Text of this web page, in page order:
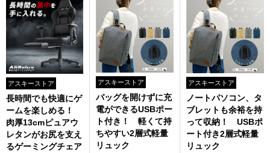
アスキーストア
長時間でも快適にゲ
ームを楽しめる！
肉厚13cmピュアウ
レタンがお尻を支え
るゲーミングチェア
アスキーストア
バッグを開けずに充
電ができるUSBポー
ト付き！ 軽くて持
ちやすい2層式軽量
リュック
アスキーストア
ノートパソコン、タ
ブレットも余裕を持
って収納！ USBポ
ート付き2層式軽量
リュック